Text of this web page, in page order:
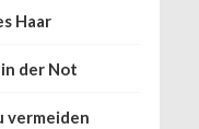
Haar
der Not
vermeiden